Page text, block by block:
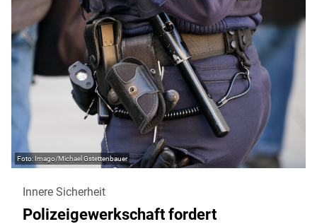
Imago/Michael Gstettenbauer
Innere Sicherheit
Polizeigewerkschaft fordert